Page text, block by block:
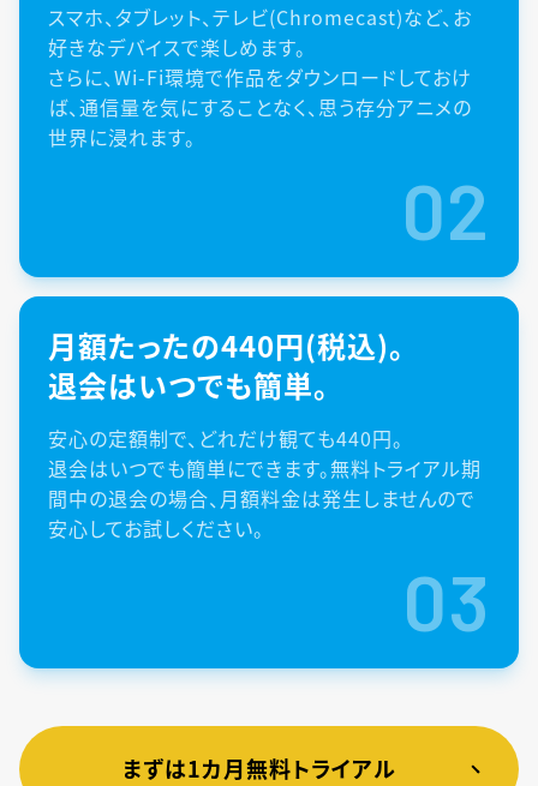
スマホ、タブレット、テレビ(Chromecast)など、お
好きなデバイスで楽しめます。
さらに、Wi-Fi環境で作品をダウンロードしておけ
ば、通信量を気にすることなく、思う存分アニメの
世界に浸れます。
02
月額たったの440円(税込)。
退会はいつでも簡単。
安心の定額制で、どれだけ観ても440円。
退会はいつでも簡単にできます。無料トライアル期
間中の退会の場合、月額料金は発生しませんので
安心してお試しください。
03
まずは1カ月無料トライアル